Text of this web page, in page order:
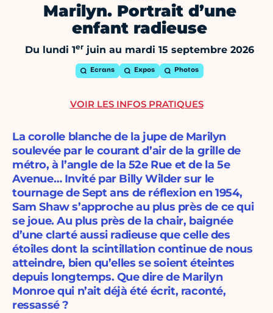
Marilyn. Portrait d’une
enfant radieuse
Du lundi 1er juin au mardi 15 septembre 2026
Ecrans Expos Photos
La corolle blanche de la jupe de Marilyn
soulevée par le courant d’air de la grille de
métro, à l’angle de la 52e Rue et de la 5e
Avenue… Invité par Billy Wilder sur le
tournage de Sept ans de réflexion en 1954,
Sam Shaw s’approche au plus près de ce qui
se joue. Au plus près de la chair, baignée
d’une clarté aussi radieuse que celle des
étoiles dont la scintillation continue de nous
atteindre, bien qu’elles se soient éteintes
depuis longtemps. Que dire de Marilyn
Monroe qui n’ait déjà été écrit, raconté,
ressassé ?
VOIR LES INFOS PRATIQUES